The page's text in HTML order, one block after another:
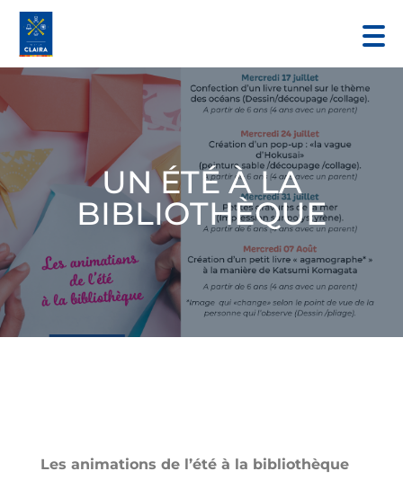
UN ÉTÉ À LA
BIBLIOTHÈQUE
Les animations de l’été à la bibliothèque